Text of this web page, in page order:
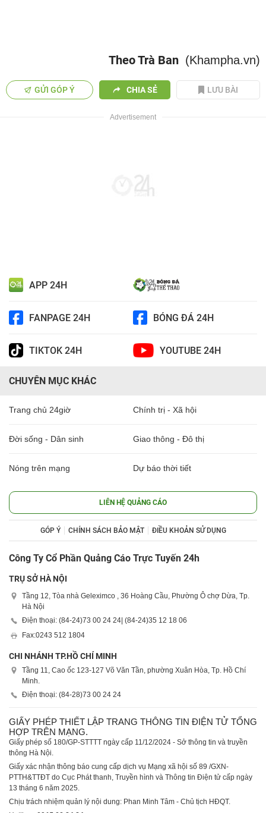
Theo Trà Ban (Khampha.vn)
GỬI GÓP Ý CHIA SẺ LƯU BÀI
APP 24H
FANPAGE 24H BÓNG ĐÁ 24H
TIKTOK 24H YOUTUBE 24H
CHUYÊN MỤC KHÁC
Trang chủ 24giờ Chính trị - Xã hội
Đời sống - Dân sinh Giao thông - Đô thị
Nóng trên mạng Dự báo thời tiết
LIÊN HỆ QUẢNG CÁO
GÓP Ý CHÍNH SÁCH BẢO MẬT ĐIỀU KHOẢN SỬ DỤNG
Công Ty Cổ Phần Quảng Cáo Trực Tuyến 24h
TRỤ SỞ HÀ NỘI
Tầng 12, Tòa nhà Geleximco , 36 Hoàng Cầu, Phường Ô chợ Dừa, Tp.
Hà Nội
Điện thoại: (84-24)73 00 24 24 | (84-24)35 12 18 06
Fax:0243 512 1804
CHI NHÁNH TP.HỒ CHÍ MINH
Tầng 11, Cao ốc 123-127 Võ Văn Tần, phường Xuân Hòa, Tp. Hồ Chí
Minh.
Điện thoại: (84-28)73 00 24 24
GIẤY PHÉP THIẾT LẬP TRANG THÔNG TIN ĐIỆN TỬ TỔNG
HỢP TRÊN MẠNG.
Giấy phép số 180/GP-STTTT ngày cấp 11/12/2024 - Sở thông tin và truyền
thông Hà Nội.
Giấy xác nhận thông báo cung cấp dịch vụ Mạng xã hội số 89 /GXN-
PTTH&TTĐT do Cục Phát thanh, Truyền hình và Thông tin Điện tử cấp ngày
13 tháng 6 năm 2025.
Chịu trách nhiệm quản lý nội dung: Phan Minh Tâm - Chủ tịch HĐQT.